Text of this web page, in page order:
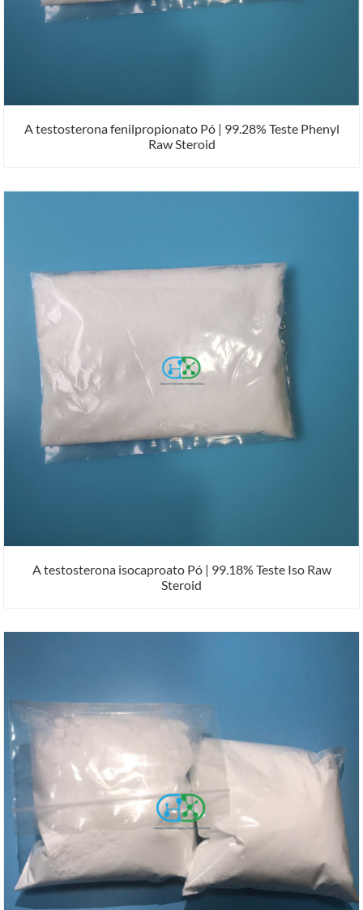
A testosterona fenilpropionato Pó | 99.28% Teste Phenyl
Raw Steroid
A testosterona isocaproato Pó | 99.18% Teste Iso Raw
Steroid